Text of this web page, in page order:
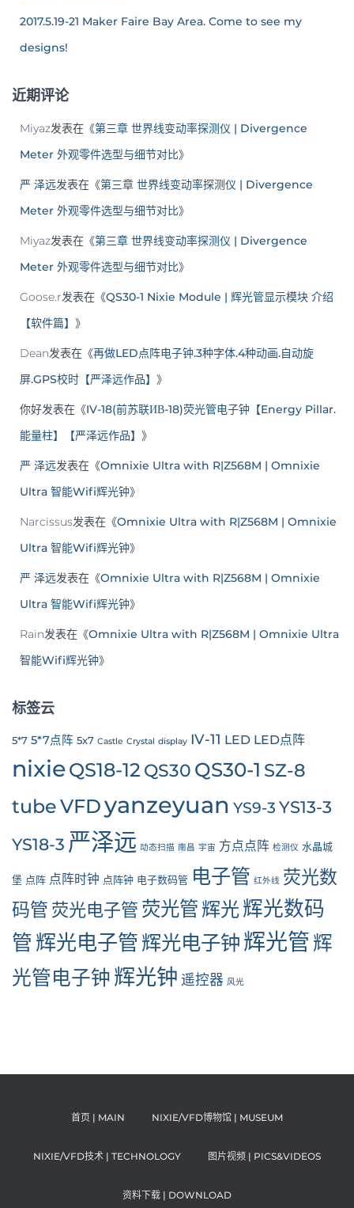
2017.5.19-21 Maker Faire Bay Area. Come to see my
designs!
近期评论
Miyaz发表在《第三章 世界线变动率探测仪 | Divergence
Meter 外观零件选型与细节对比》
严 泽远发表在《第三章 世界线变动率探测仪 | Divergence
Meter 外观零件选型与细节对比》
Miyaz发表在《第三章 世界线变动率探测仪 | Divergence
Meter 外观零件选型与细节对比》
Goose.r发表在《QS30-1 Nixie Module | 辉光管显示模块 介绍
【软件篇】 》
Dean发表在《再做LED点阵电子钟.3种字体.4种动画.自动旋
屏.GPS校时【严泽远作品】 》
你好发表在《IV-18(前苏联ИВ-18)荧光管电子钟【Energy Pillar.
能量柱】【严泽远作品】 》
严 泽远发表在《Omnixie Ultra with R|Z568M | Omnixie
Ultra 智能Wifi辉光钟》
Narcissus发表在《Omnixie Ultra with R|Z568M | Omnixie
Ultra 智能Wifi辉光钟》
严 泽远发表在《Omnixie Ultra with R|Z568M | Omnixie
Ultra 智能Wifi辉光钟》
Rain发表在《Omnixie Ultra with R|Z568M | Omnixie Ultra
智能Wifi辉光钟》
标签云
5*7 5*7点阵 5x7 Castle Crystal display IV-11 LED LED点阵
nixieQS18-12 QS30 QS30-1 SZ-8
tubeVFDyanzeyuan YS9-3 YS13-3
YS18-3 严泽远 动态扫描 南昌 宇宙 方点点阵 检测仪 水晶城
堡 点阵 点阵时钟 点阵钟 电子数码管 电子管 红外线 荧光数
码管 荧光电子管 荧光管 辉光辉光数码
管辉光电子管辉光电子钟辉光管 辉
光管电子钟 辉光钟 遥控器 风光
首页 | MAIN NIXIE/VFD博物馆 | MUSEUM
NIXIE/VFD技术 | TECHNOLOGY 图片视频 | PICS&VIDEOS
资料下载 | DOWNLOAD